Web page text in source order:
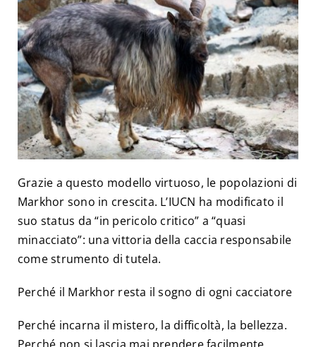
Grazie a questo modello virtuoso, le popolazioni di
Markhor sono in crescita. L’IUCN ha modificato il
suo status da “in pericolo critico” a “quasi
minacciato”: una vittoria della caccia responsabile
come strumento di tutela.
Perché il Markhor resta il sogno di ogni cacciatore
Perché incarna il mistero, la difficoltà, la bellezza.